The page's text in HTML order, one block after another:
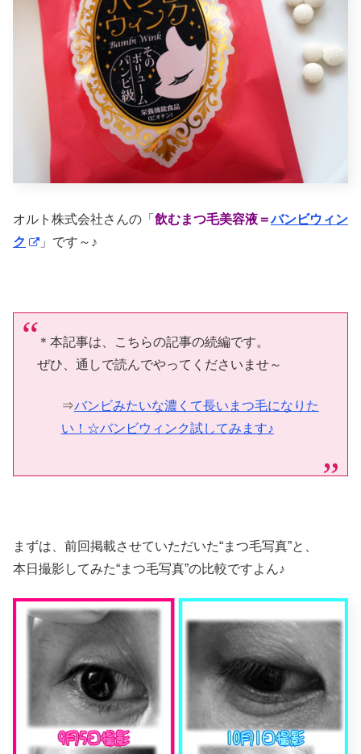
オルト株式会社さんの「 飲むまつ毛美容液＝バンビウィン
ク
」です～♪
＊本記事は、こちらの記事の続編です。
ぜひ、通しで読んでやってくださいませ～
⇒バンビみたいな濃くて長いまつ毛になりた
い！☆バンビウィンク試してみます♪
まずは、前回掲載させていただいた“まつ毛写真”と、
本日撮影してみた“まつ毛写真”の比較ですよん♪